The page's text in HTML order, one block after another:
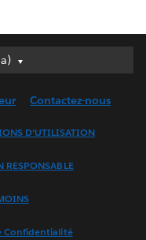
Contactez-nous
D’UTILISATION
RESPONSABLE
Confidentialité